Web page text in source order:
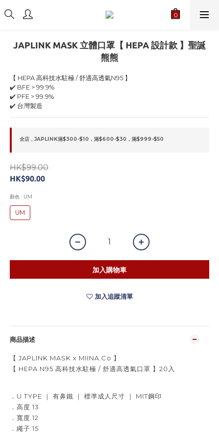
JAPLINK MASK 立體口罩【 HEPA 設計款 】聖誕
熊熊
【 HEPA 高科技水駐極 / 舒適高透氣N95 】
✔️ BFE > 99.9%
✔️ PFE > 99.9%
✔️ 台灣製造
全店，JAPLINK滿$300-$10，滿$600-$30，滿$999-$50
HK$99.00
HK$90.00
顏色 : UM
UM
加入購物車
加入追蹤清單
商品描述
【 JAPLINK MASK x MIINA.Co 】
【 HEPA N95 高科技水駐極 / 舒適高透氣口罩 】20入
．U TYPE ｜ 有鼻鐵 ｜ 標準成人尺寸 ｜ MIT鋼印
．高度 13
．寬度 12
．繩子 15